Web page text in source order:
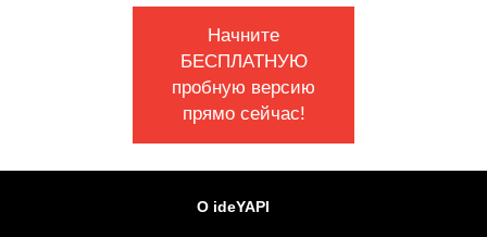
Начните
БЕСПЛАТНУЮ
пробную версию
прямо сейчас!
О ideYAPI